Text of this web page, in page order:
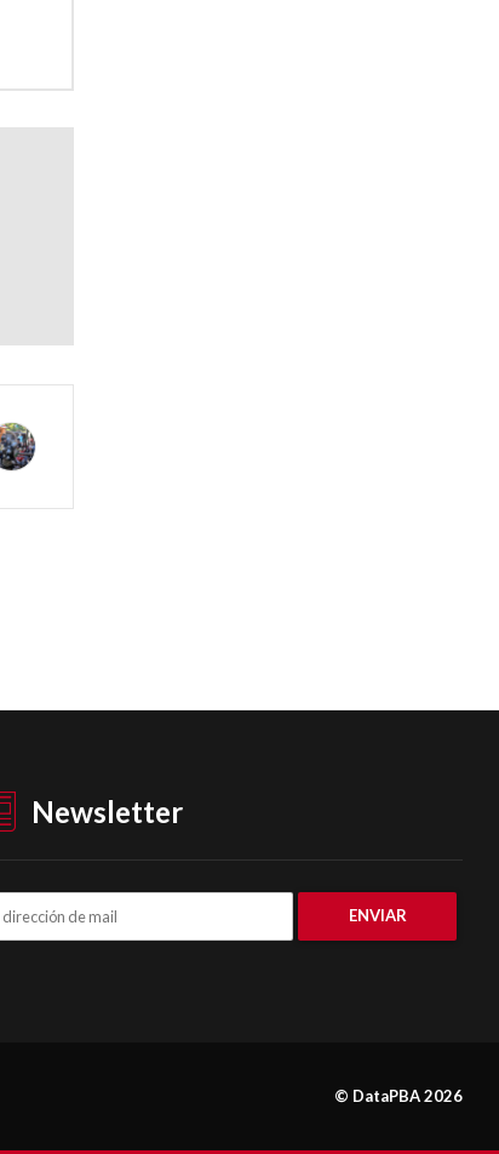
Newsletter
© DataPBA 2026